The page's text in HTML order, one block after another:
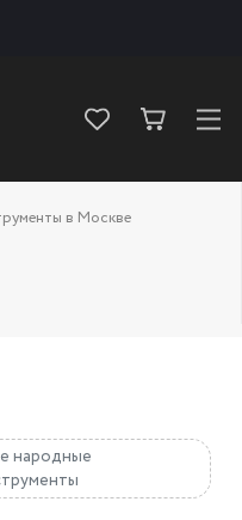
в Москве
народные